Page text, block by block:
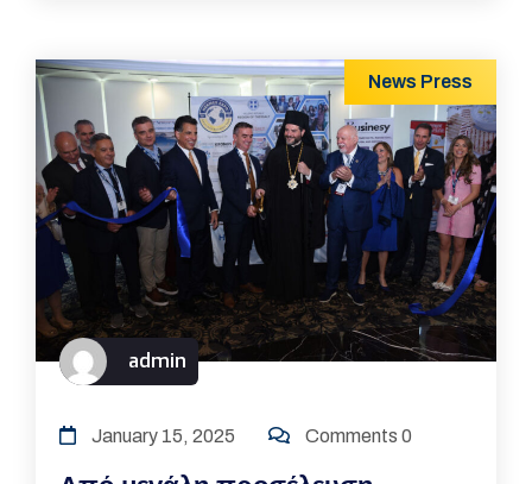
News Press
admin
January 15, 2025 Comments 0